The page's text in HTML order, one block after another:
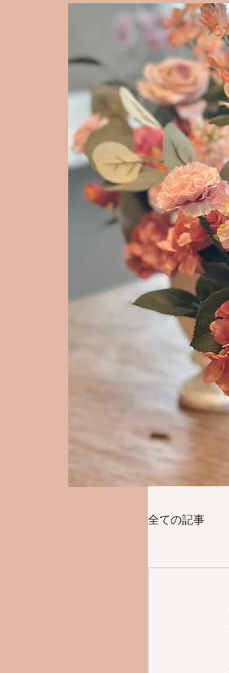
全ての記事